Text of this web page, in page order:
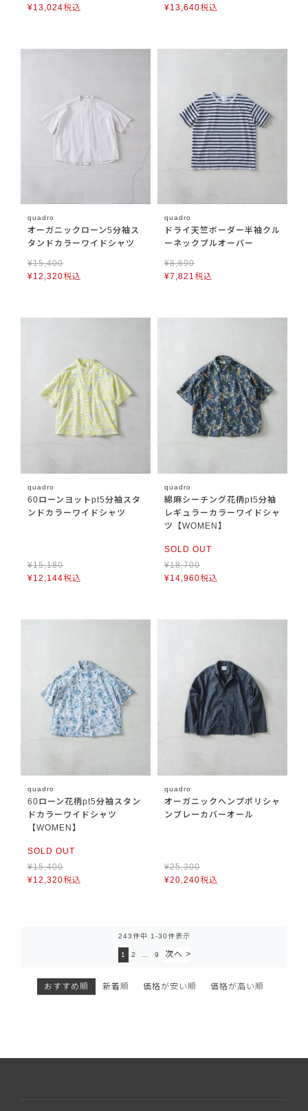
¥13,024税込
¥13,640税込
quadro
オーガニックローン5分袖ス
タンドカラーワイドシャツ
¥15,400
¥12,320税込
quadro
ドライ天竺ボーダー半袖クル
ーネックプルオーバー
¥8,690
¥7,821税込
quadro
60ローンヨットpt5分袖スタ
ンドカラーワイドシャツ
¥15,180
¥12,144税込
quadro
綿麻シーチング花柄pt5分袖
レギュラーカラーワイドシャ
ツ【WOMEN】
SOLD OUT
¥18,700
¥14,960税込
quadro
60ローン花柄pt5分袖スタン
ドカラーワイドシャツ
【WOMEN】
SOLD OUT
¥15,400
¥12,320税込
quadro
オーガニックヘンプポリシャ
ンブレーカバーオール
¥25,300
¥20,240税込
おすすめ順 新着順 価格が安い順 価格が高い順
243件中 1 -30件表示
1 2 9